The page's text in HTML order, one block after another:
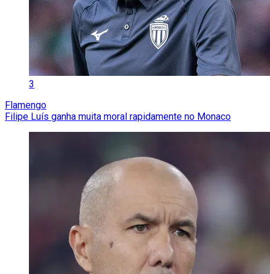
3
Flamengo
Filipe Luís ganha muita moral rapidamente no Monaco